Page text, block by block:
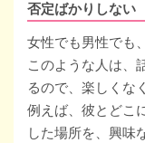
否定ばかりしない
女性でも男性でも
このような人は、
るので、楽しくな
例えば、彼とどこ
した場所を、興味